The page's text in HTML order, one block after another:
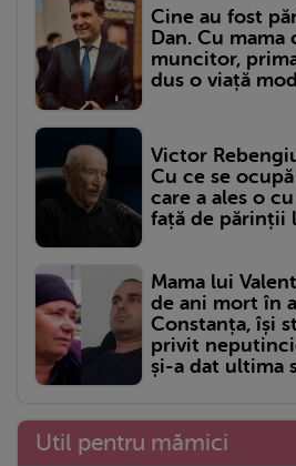
Cine au fost
Dan. Cu
muncitor,
dus o viață
Victor
Cu ce se
care a ales o
față de părinții
Mama lui
de ani mort în
Constanța, își
privit
și-a dat ultima
Util pentru mămici